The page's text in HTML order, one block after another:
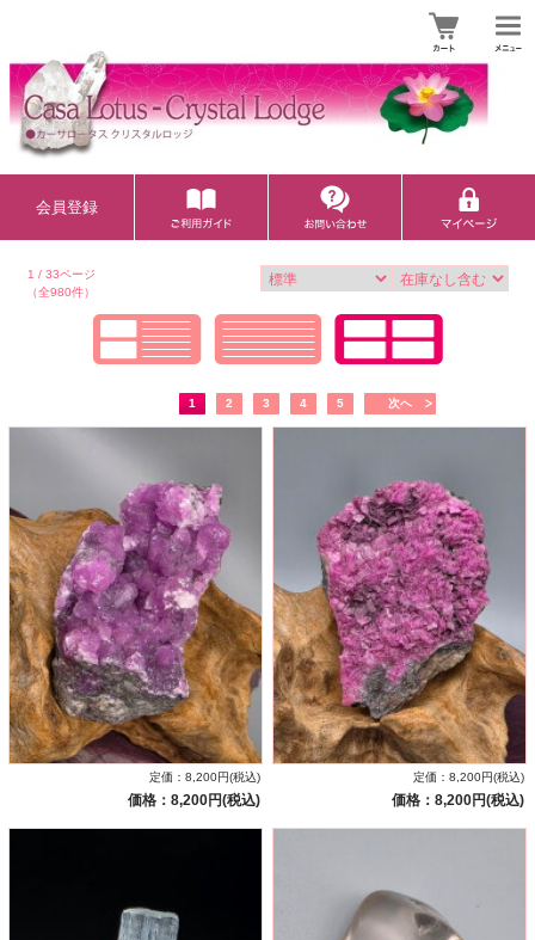
会員登録
1 / 33ページ
（全980件）
1 2 3 4 5 次へ
定価：8,200円(税込)
価格：8,200円(税込)
定価：8,200円(税込)
価格：8,200円(税込)